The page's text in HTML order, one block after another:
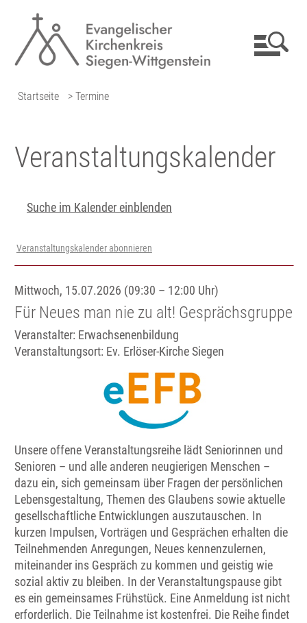
Startseite > Termine
Veranstaltungs­kalender
Suche im Kalender einblenden
Veranstaltungskalender abonnieren
Mittwoch, 15.07.2026 (09:30 – 12:00 Uhr)
Für Neues man nie zu alt! Gesprächsgruppe
Veranstalter: Erwachsenenbildung
Veranstaltungsort: Ev. Erlöser-Kirche Siegen
Unsere offene Veranstaltungsreihe lädt Seniorinnen und
Senioren – und alle anderen neugierigen Menschen –
dazu ein, sich gemeinsam über Fragen der persönlichen
Lebensgestaltung, Themen des Glaubens sowie aktuelle
gesellschaftliche Entwicklungen auszutauschen. In
kurzen Impulsen, Vorträgen und Gesprächen erhalten die
Teilnehmenden Anregungen, Neues kennenzulernen,
miteinander ins Gespräch zu kommen und geistig wie
sozial aktiv zu bleiben. In der Veranstaltungspause gibt
es ein gemeinsames Frühstück. Eine Anmeldung ist nicht
erforderlich. Die Teilnahme ist kostenfrei. Die Reihe findet